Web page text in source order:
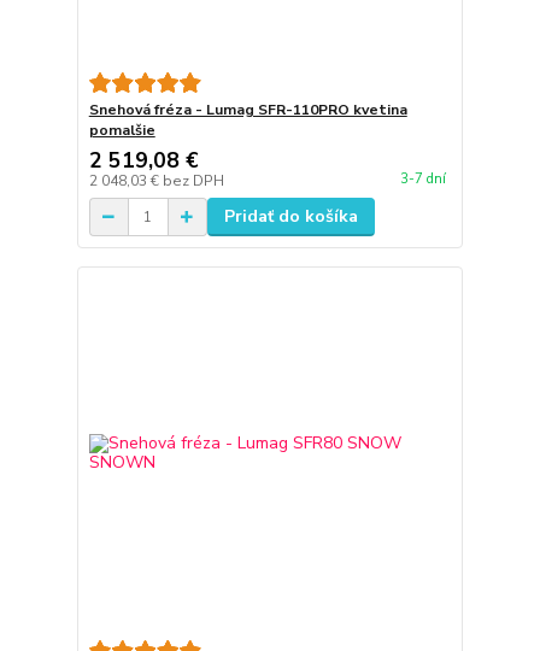
Snehová fréza - Lumag SFR-110PRO kvetina
pomalšie
2 519,08 €
2 048,03 € bez DPH 3-7 dní
Pridať do košíka